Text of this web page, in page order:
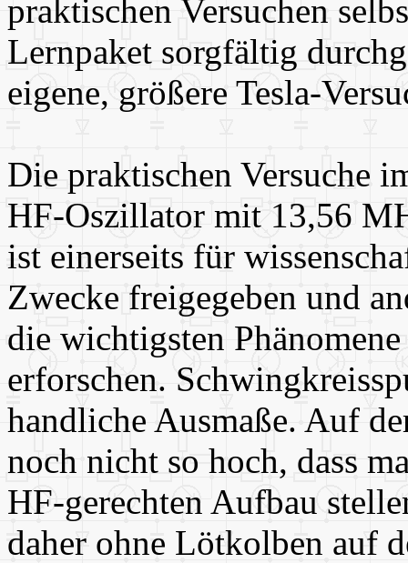
praktischen Versuchen
Lernpaket sorgfältig
eigene, größere Tesla-
Die praktischen Versuche
HF-Oszillator mit 13,56
ist einerseits für
Zwecke freigegeben und
die wichtigsten
erforschen.
handliche Ausmaße. Auf
noch nicht so hoch, dass
HF-gerechten Aufbau
daher ohne Lötkolben auf